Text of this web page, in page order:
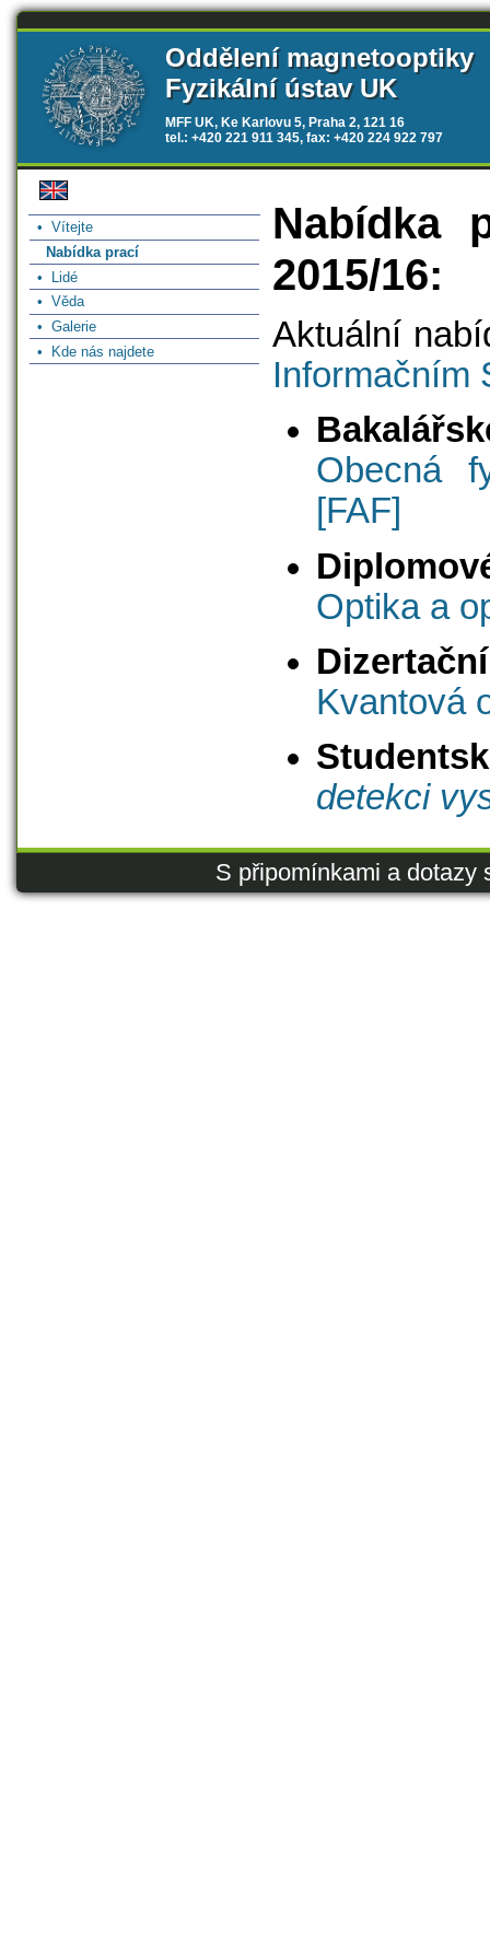
Oddělení magnetooptiky
Fyzikální ústav UK
MFF UK, Ke Karlovu 5, Praha 2, 121 16
tel.: +420 221 911 345, fax: +420 224 922 797
• Vítejte
Nabídka prací
• Lidé
• Věda
• Galerie
• Kde nás najdete
Nabídka
2015/16:
Aktuální
Informačním
Obecná
[FAF]
Optika a
Kvantová
detekci
S připomínkami a dotazy